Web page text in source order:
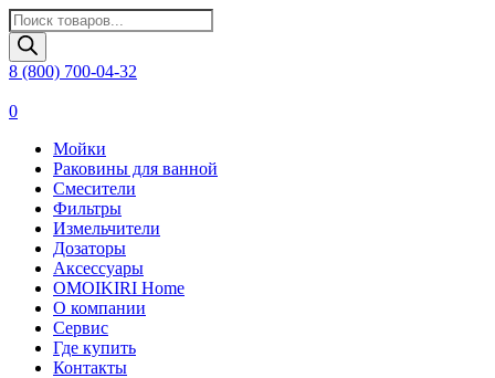
Поиск
товаров
8 (800) 700-04-32
0
Мойки
Раковины для ванной
Смесители
Фильтры
Измельчители
Дозаторы
Аксессуары
OMOIKIRI Home
О компании
Сервис
Где купить
Контакты